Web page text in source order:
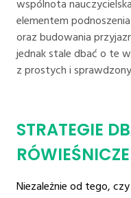
wspólnota
elementem
oraz budowania
jednak stale dbać o te
z prostych i
STRATEGIE
RÓWIEŚNICZE
Niezależnie od tego,